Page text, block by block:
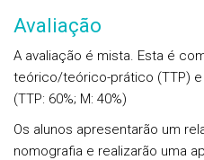
Avaliação
A avaliação é mista. Esta é
teórico/teórico-prático (TTP)
(TTP: 60%; M: 40%)
Os alunos apresentarão um
nomografia e realizarão uma